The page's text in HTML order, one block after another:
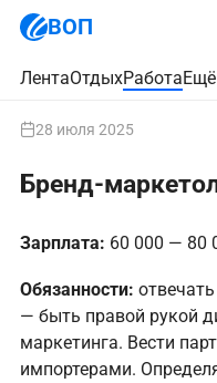
ВОП
ЛентаОтдыхРаботаЕщё
28 июля 2025
Бренд-
Зарплата: 60 000 — 80
Обязанности:
— быть правой рукой
маркетинга. Вести
импортерами.